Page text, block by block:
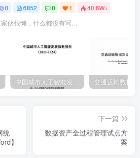
0 6852 0 1 40.6W+
伙很懒，什么都没有写...
统
】
下一篇
数据资产全过程管理试点方
案